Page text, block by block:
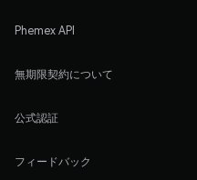
Phemex API
無期限契約について
公式認証
フィードバック